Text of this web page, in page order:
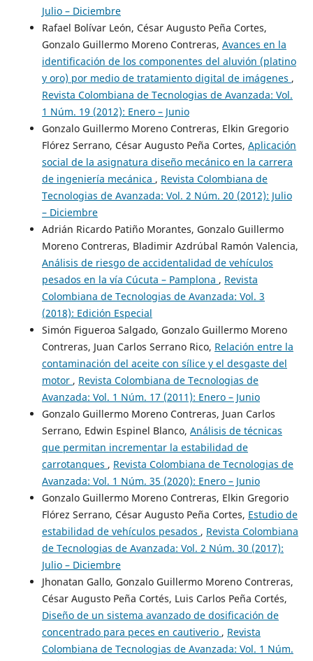
Julio – Diciembre
Rafael Bolívar León, César Augusto Peña Cortes,
Gonzalo Guillermo Moreno Contreras, Avances en la
identificación de los componentes del aluvión (platino
y oro) por medio de tratamiento digital de imágenes ,
Revista Colombiana de Tecnologias de Avanzada: Vol.
1 Núm. 19 (2012): Enero – Junio
Gonzalo Guillermo Moreno Contreras, Elkin Gregorio
Flórez Serrano, César Augusto Peña Cortes, Aplicación
social de la asignatura diseño mecánico en la carrera
de ingeniería mecánica , Revista Colombiana de
Tecnologias de Avanzada: Vol. 2 Núm. 20 (2012): Julio
– Diciembre
Adrián Ricardo Patiño Morantes, Gonzalo Guillermo
Moreno Contreras, Bladimir Azdrúbal Ramón Valencia,
Análisis de riesgo de accidentalidad de vehículos
pesados en la vía Cúcuta – Pamplona , Revista
Colombiana de Tecnologias de Avanzada: Vol. 3
(2018): Edición Especial
Simón Figueroa Salgado, Gonzalo Guillermo Moreno
Contreras, Juan Carlos Serrano Rico, Relación entre la
contaminación del aceite con sílice y el desgaste del
motor , Revista Colombiana de Tecnologias de
Avanzada: Vol. 1 Núm. 17 (2011): Enero – Junio
Gonzalo Guillermo Moreno Contreras, Juan Carlos
Serrano, Edwin Espinel Blanco, Análisis de técnicas
que permitan incrementar la estabilidad de
carrotanques , Revista Colombiana de Tecnologias de
Avanzada: Vol. 1 Núm. 35 (2020): Enero – Junio
Gonzalo Guillermo Moreno Contreras, Elkin Gregorio
Flórez Serrano, César Augusto Peña Cortes, Estudio de
estabilidad de vehículos pesados , Revista Colombiana
de Tecnologias de Avanzada: Vol. 2 Núm. 30 (2017):
Julio – Diciembre
Jhonatan Gallo, Gonzalo Guillermo Moreno Contreras,
César Augusto Peña Cortés, Luis Carlos Peña Cortés,
Diseño de un sistema avanzado de dosificación de
concentrado para peces en cautiverio , Revista
Colombiana de Tecnologias de Avanzada: Vol. 1 Núm.